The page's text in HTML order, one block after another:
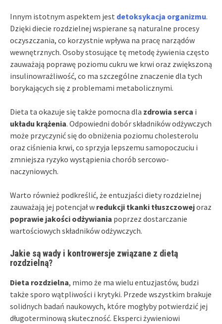
Innym istotnym aspektem jest detoksykacja organizmu.
Dzięki diecie rozdzielnej wspierane są naturalne procesy
oczyszczania, co korzystnie wpływa na pracę narządów
wewnętrznych. Osoby stosujące tę metodę żywienia często
zauważają poprawę poziomu cukru we krwi oraz zwiększoną
insulinowrażliwość, co ma szczególne znaczenie dla tych
borykających się z problemami metabolicznymi.
Dieta ta okazuje się także pomocna dla zdrowia serca i
układu krążenia. Odpowiedni dobór składników odżywczych
może przyczynić się do obniżenia poziomu cholesterolu
oraz ciśnienia krwi, co sprzyja lepszemu samopoczuciu i
zmniejsza ryzyko wystąpienia chorób sercowo-
naczyniowych.
Warto również podkreślić, że entuzjaści diety rozdzielnej
zauważają jej potencjał w redukcji tkanki tłuszczowejoraz
poprawie jakości odżywiania poprzez dostarczanie
wartościowych składników odżywczych.
Jakie są wady i kontrowersje związane z dietą
rozdzielną?
Dieta rozdzielna, mimo że ma wielu entuzjastów, budzi
także sporo wątpliwości i krytyki. Przede wszystkim brakuje
solidnych badań naukowych, które mogłyby potwierdzić jej
długoterminową skuteczność. Eksperci żywieniowi